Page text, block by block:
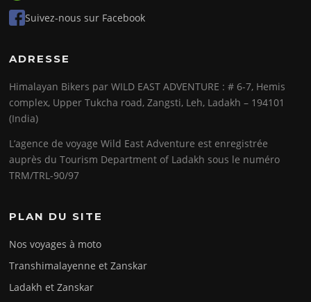
Suivez-nous sur Facebook
ADRESSE
Himalayan Bikers par WILD EAST ADVENTURE : # 6-7, Hemis
complex, Upper Tukcha road, Zangsti, Leh, Ladakh – 194101
(India)
L’agence de voyage Wild East Adventure est enregistrée
auprès du Tourism Department of Ladakh sous le numéro
TRM/TRL-90/97
PLAN DU SITE
Nos voyages à moto
Transhimalayenne et Zanskar
Ladakh et Zanskar